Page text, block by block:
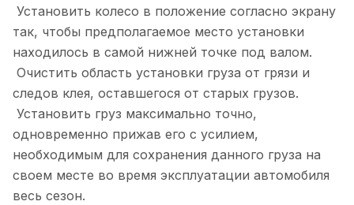
Установить колесо в положение согласно экрану
так, чтобы предполагаемое место установки
находилось в самой нижней точке под валом.
Очистить область установки груза от грязи и
следов клея, оставшегося от старых грузов.
Установить груз максимально точно,
одновременно прижав его с усилием,
необходимым для сохранения данного груза на
своем месте во время эксплуатации автомобиля
весь сезон.